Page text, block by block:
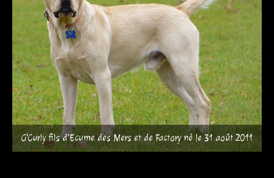
G'Curly fils d'Ecume des Mers et de Factory né le 31 août 2011